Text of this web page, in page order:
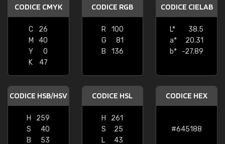
CODICE CMYK
C
26
M
40
Y
0
K
47
CODICE RGB
R
100
G
81
B
136
CODICE CIELAB
L*
38.5
a*
20.31
b*
-27.89
CODICE HSB/HSV
H
259
S
40
B
53
CODICE HSL
H
261
S
25
L
43
CODICE HEX
#645188